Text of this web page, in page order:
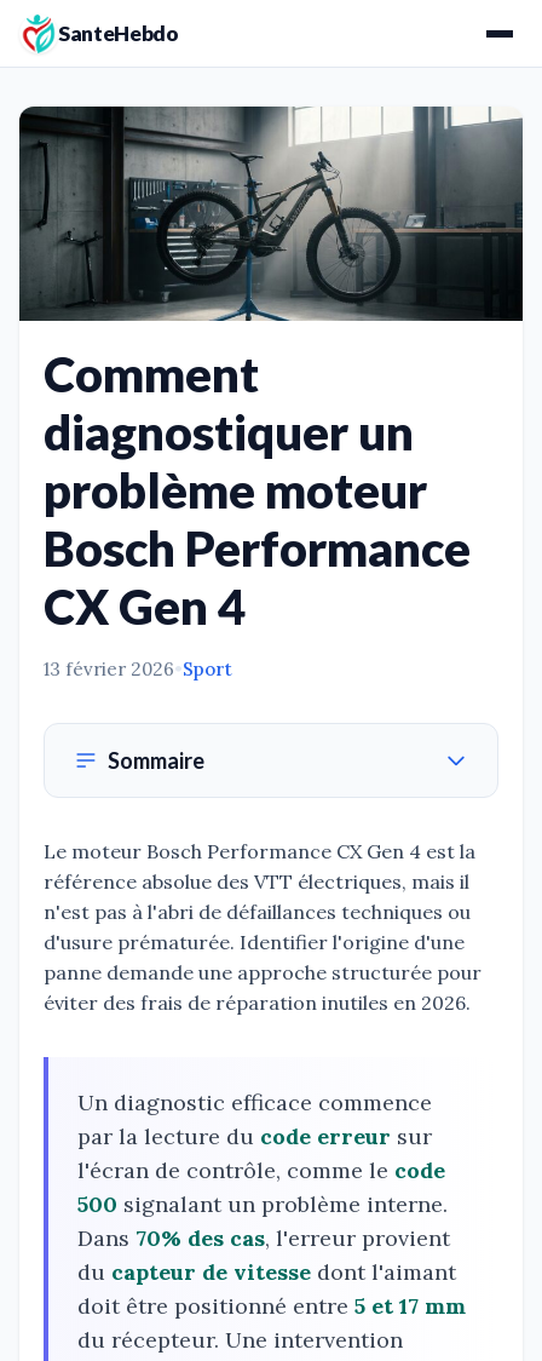
SanteHebdo
Comment
diagnostiquer un
problème moteur
Bosch Performance
CX Gen 4
13 février 2026•Sport
Sommaire
Le moteur Bosch Performance CX Gen 4 est la
référence absolue des VTT électriques, mais il
n'est pas à l'abri de défaillances techniques ou
d'usure prématurée. Identifier l'origine d'une
panne demande une approche structurée pour
éviter des frais de réparation inutiles en 2026.
Un diagnostic efficace commence
par la lecture du code erreur sur
l'écran de contrôle, comme le code
500 signalant un problème interne.
Dans 70% des cas, l'erreur provient
du capteur de vitesse dont l'aimant
doit être positionné entre 5 et 17 mm
du récepteur. Une intervention